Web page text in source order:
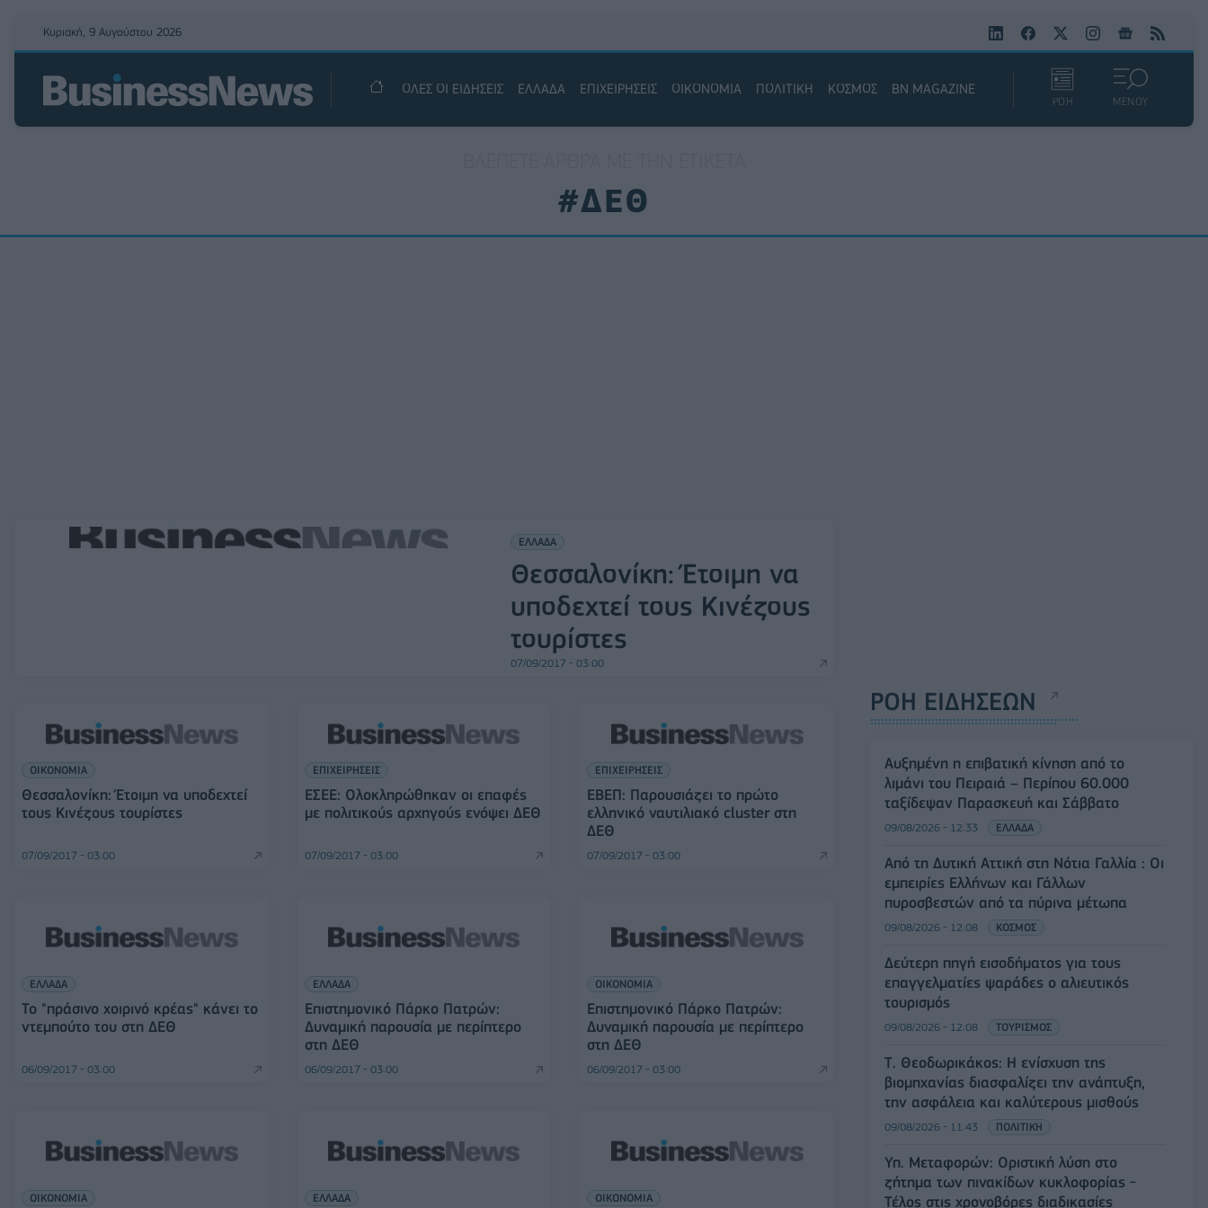
Κυριακή, 9 Αυγούστου 2026
ΟΛΕΣ ΟΙ ΕΙΔΗΣΕΙΣ ΕΛΛΑΔΑ ΕΠΙΧΕΙΡΗΣΕΙΣ ΟΙΚΟΝΟΜΙΑ ΠΟΛΙΤΙΚΗ ΚΟΣΜΟΣ BN MAGAZINE
ΡΟΗ ΜΕΝΟΥ
#ΔΕΘ
ΕΛΛΑΔΑ
Θεσσαλονίκη: Έτοιμη να
υποδεχτεί τους Κινέζους
τουρίστες
07/09/2017 - 03:00
ΟΙΚΟΝΟΜΙΑ
Θεσσαλονίκη: Έτοιμη να υποδεχτεί
τους Κινέζους τουρίστες
07/09/2017 - 03:00
ΕΠΙΧΕΙΡΗΣΕΙΣ
ΕΣΕΕ: Ολοκληρώθηκαν οι επαφές
με πολιτικούς αρχηγούς ενόψει ΔΕΘ
07/09/2017 - 03:00
ΕΠΙΧΕΙΡΗΣΕΙΣ
ΕΒΕΠ: Παρουσιάζει το πρώτο
ελληνικό ναυτιλιακό cluster στη
ΔΕΘ
07/09/2017 - 03:00
ΕΛΛΑΔΑ
Το "πράσινο χοιρινό κρέας" κάνει το
ντεμπούτο του στη ΔΕΘ
06/09/2017 - 03:00
ΕΛΛΑΔΑ
Επιστημονικό Πάρκο Πατρών:
Δυναμική παρουσία με περίπτερο
στη ΔΕΘ
06/09/2017 - 03:00
ΟΙΚΟΝΟΜΙΑ
Επιστημονικό Πάρκο Πατρών:
Δυναμική παρουσία με περίπτερο
στη ΔΕΘ
06/09/2017 - 03:00
ΟΙΚΟΝΟΜΙΑ ΕΛΛΑΔΑ ΟΙΚΟΝΟΜΙΑ
ΡΟΗ ΕΙΔΗΣΕΩΝ
Αυξημένη η επιβατική κίνηση από το
λιμάνι του Πειραιά – Περίπου 60.000
ταξίδεψαν Παρασκευή και Σάββατο
09/08/2026 - 12:33 ΕΛΛΑΔΑ
Από τη Δυτική Αττική στη Νότια Γαλλία : Οι
εμπειρίες Ελλήνων και Γάλλων
πυροσβεστών από τα πύρινα μέτωπα
09/08/2026 - 12:08 ΚΟΣΜΟΣ
Δεύτερη πηγή εισοδήματος για τους
επαγγελματίες ψαράδες ο αλιευτικός
τουρισμός
09/08/2026 - 12:08 ΤΟΥΡΙΣΜΟΣ
Τ. Θεοδωρικάκος: Η ενίσχυση της
βιομηχανίας διασφαλίζει την ανάπτυξη,
την ασφάλεια και καλύτερους μισθούς
09/08/2026 - 11:43 ΠΟΛΙΤΙΚΗ
Υπ. Μεταφορών: Οριστική λύση στο
ζήτημα των πινακίδων κυκλοφορίας -
Τέλος στις χρονοβόρες διαδικασίες